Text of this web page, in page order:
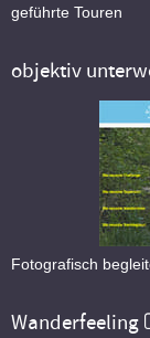
geführte Touren
objektiv
Fotografisch
Wanderfeeling